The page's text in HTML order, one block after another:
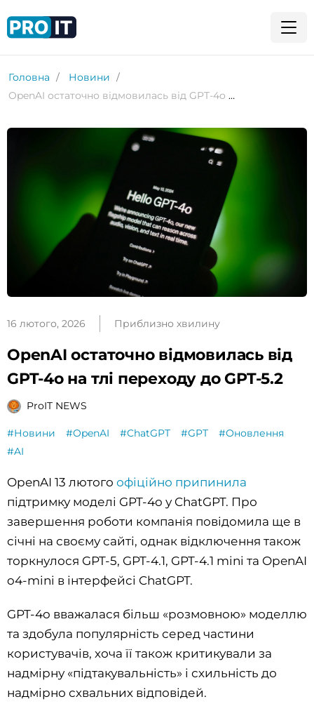
Головна
Новини
OpenAI остаточно відмовилась від GPT-4o на тлі переходу до GPT-5.2
16 лютого, 2026 Приблизно хвилину
OpenAI остаточно відмовилась від
GPT-4o на тлі переходу до GPT-5.2
ProIT NEWS
#Новини #OpenAI #ChatGPT #GPT
#Оновлення
#AI
OpenAI 13 лютого офіційно припинила
підтримку моделі GPT-4o у ChatGPT. Про
завершення роботи компанія повідомила ще в
січні на своєму сайті, однак відключення також
торкнулося GPT-5, GPT-4.1, GPT-4.1 mini та OpenAI
o4-mini в інтерфейсі ChatGPT.
GPT-4o вважалася більш «розмовною» моделлю
та здобула популярність серед частини
користувачів, хоча її також критикували за
надмірну «підтакувальність» і схильність до
надмірно схвальних відповідей.